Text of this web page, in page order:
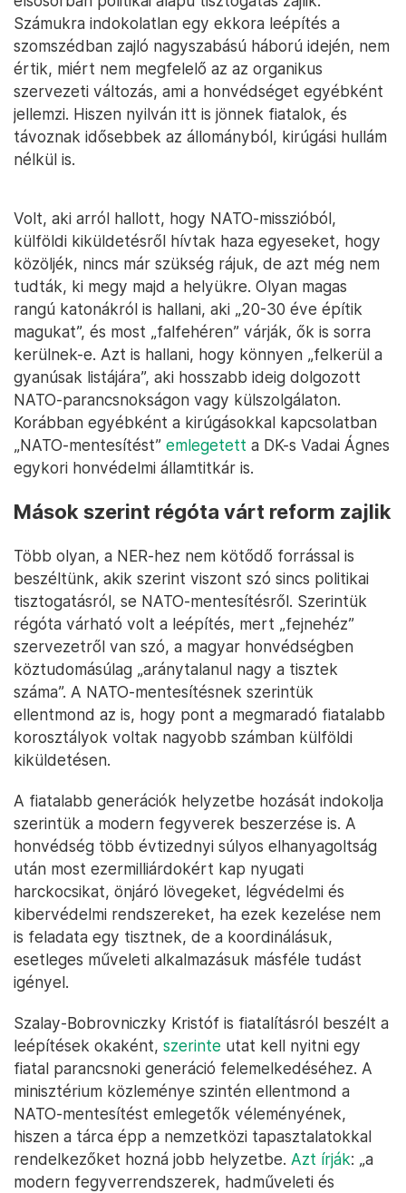
Számukra indokolatlan egy ekkora leépítés a
szomszédban zajló nagyszabású háború idején, nem
értik, miért nem megfelelő az az organikus
szervezeti változás, ami a honvédséget egyébként
jellemzi. Hiszen nyilván itt is jönnek fiatalok, és
távoznak idősebbek az állományból, kirúgási hullám
nélkül is.
Volt, aki arról hallott, hogy NATO-misszióból,
külföldi kiküldetésről hívtak haza egyeseket, hogy
közöljék, nincs már szükség rájuk, de azt még nem
tudták, ki megy majd a helyükre. Olyan magas
rangú katonákról is hallani, aki „20-30 éve építik
magukat”, és most „falfehéren” várják, ők is sorra
kerülnek-e. Azt is hallani, hogy könnyen „felkerül a
gyanúsak listájára”, aki hosszabb ideig dolgozott
NATO-parancsnokságon vagy külszolgálaton.
Korábban egyébként a kirúgásokkal kapcsolatban
„NATO-mentesítést” emlegetett a DK-s Vadai Ágnes
egykori honvédelmi államtitkár is.
Mások szerint régóta várt reform zajlik
Több olyan, a NER-hez nem kötődő forrással is
beszéltünk, akik szerint viszont szó sincs politikai
tisztogatásról, se NATO-mentesítésről. Szerintük
régóta várható volt a leépítés, mert „fejnehéz”
szervezetről van szó, a magyar honvédségben
köztudomásúlag „aránytalanul nagy a tisztek
száma”. A NATO-mentesítésnek szerintük
ellentmond az is, hogy pont a megmaradó fiatalabb
korosztályok voltak nagyobb számban külföldi
kiküldetésen.
A fiatalabb generációk helyzetbe hozását indokolja
szerintük a modern fegyverek beszerzése is. A
honvédség több évtizednyi súlyos elhanyagoltság
után most ezermilliárdokért kap nyugati
harckocsikat, önjáró lövegeket, légvédelmi és
kibervédelmi rendszereket, ha ezek kezelése nem
is feladata egy tisztnek, de a koordinálásuk,
esetleges műveleti alkalmazásuk másféle tudást
igényel.
Szalay-Bobrovniczky Kristóf is fiatalításról beszélt a
leépítések okaként, szerinte utat kell nyitni egy
fiatal parancsnoki generáció felemelkedéséhez. A
minisztérium közleménye szintén ellentmond a
NATO-mentesítést emlegetők véleményének,
hiszen a tárca épp a nemzetközi tapasztalatokkal
rendelkezőket hozná jobb helyzetbe. Azt írják: „a
modern fegyverrendszerek, hadműveleti és